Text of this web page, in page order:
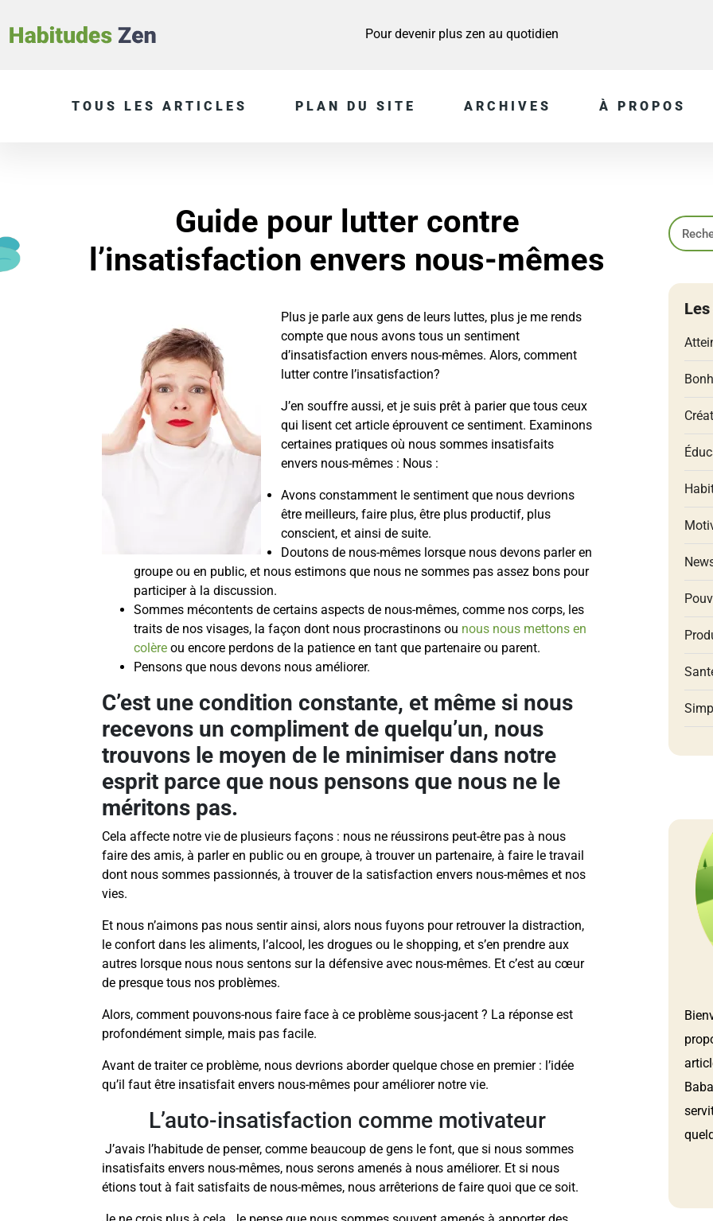
Pour devenir plus zen au quotidien
TOUS LES ARTICLES PLAN DU SITE ARCHIVES À PROPOS
Guide pour lutter contre
l’insatisfaction envers nous-mêmes
Plus je parle aux gens de leurs luttes, plus je me rends
compte que nous avons tous un sentiment
d’insatisfaction envers nous-mêmes. Alors, comment
lutter contre l’insatisfaction?
J’en souffre aussi, et je suis prêt à parier que tous ceux
qui lisent cet article éprouvent ce sentiment. Examinons
certaines pratiques où nous sommes insatisfaits
envers nous-mêmes : Nous :
Avons constamment le sentiment que nous devrions
être meilleurs, faire plus, être plus productif, plus
conscient, et ainsi de suite.
Doutons de nous-mêmes lorsque nous devons parler en
groupe ou en public, et nous estimons que nous ne sommes pas assez bons pour
participer à la discussion.
Sommes mécontents de certains aspects de nous-mêmes, comme nos corps, les
traits de nos visages, la façon dont nous procrastinons ou nous nous mettons en
colère ou encore perdons de la patience en tant que partenaire ou parent.
Pensons que nous devons nous améliorer.
C’est une condition constante, et même si nous
recevons un compliment de quelqu’un, nous
trouvons le moyen de le minimiser dans notre
esprit parce que nous pensons que nous ne le
méritons pas.
Cela affecte notre vie de plusieurs façons : nous ne réussirons peut-être pas à nous
faire des amis, à parler en public ou en groupe, à trouver un partenaire, à faire le travail
dont nous sommes passionnés, à trouver de la satisfaction envers nous-mêmes et nos
vies.
Et nous n’aimons pas nous sentir ainsi, alors nous fuyons pour retrouver la distraction,
le confort dans les aliments, l’alcool, les drogues ou le shopping, et s’en prendre aux
autres lorsque nous nous sentons sur la défensive avec nous-mêmes. Et c’est au cœur
de presque tous nos problèmes.
Alors, comment pouvons-nous faire face à ce problème sous-jacent ? La réponse est
profondément simple, mais pas facile.
Avant de traiter ce problème, nous devrions aborder quelque chose en premier : l’idée
qu’il faut être insatisfait envers nous-mêmes pour améliorer notre vie.
L’auto-insatisfaction comme motivateur
J’avais l’habitude de penser, comme beaucoup de gens le font, que si nous sommes
insatisfaits envers nous-mêmes, nous serons amenés à nous améliorer. Et si nous
étions tout à fait satisfaits de nous-mêmes, nous arrêterions de faire quoi que ce soit.